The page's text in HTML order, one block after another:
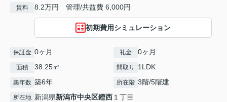
賃料 8.2万円 管理/共益費 6,000円
初期費用シミュレーション
保証金 0ヶ月 礼金 0ヶ月
面積 38.25㎡ 間取り 1LDK
築年数 築6年 所在階 3階/5階建
所在地 新潟県新潟市中央区鐙西 １丁目